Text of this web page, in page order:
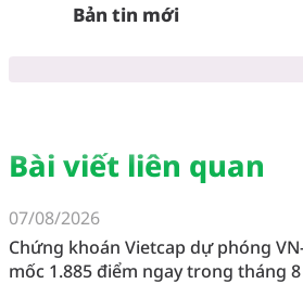
Bản tin mới
Bài viết liên quan
07/08/2026
Chứng khoán Vietcap dự phóng
mốc 1.885 điểm ngay trong tháng 8